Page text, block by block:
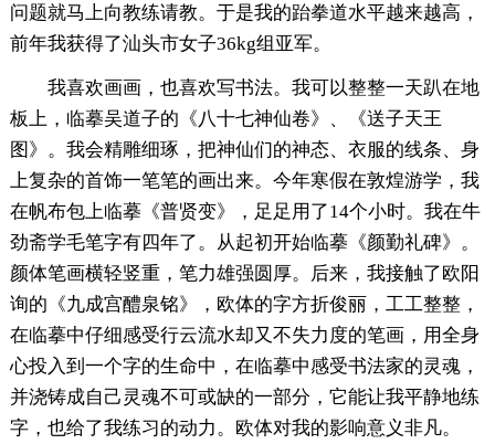
问题就马上向教练请教。于是我的跆拳道水平越来越高，
前年我获得了汕头市女子36kg组亚军。
我喜欢画画，也喜欢写书法。我可以整整一天趴在地
板上，临摹吴道子的《八十七神仙卷》、《送子天王
图》。我会精雕细琢，把神仙们的神态、衣服的线条、身
上复杂的首饰一笔笔的画出来。今年寒假在敦煌游学，我
在帆布包上临摹《普贤变》，足足用了14个小时。我在牛
劲斋学毛笔字有四年了。从起初开始临摹《颜勤礼碑》。
颜体笔画横轻竖重，笔力雄强圆厚。后来，我接触了欧阳
询的《九成宫醴泉铭》，欧体的字方折俊丽，工工整整，
在临摹中仔细感受行云流水却又不失力度的笔画，用全身
心投入到一个字的生命中，在临摹中感受书法家的灵魂，
并浇铸成自己灵魂不可或缺的一部分，它能让我平静地练
字，也给了我练习的动力。欧体对我的影响意义非凡。